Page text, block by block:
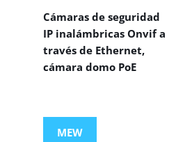
Cámaras de seguridad
IP inalámbricas Onvif a
través de Ethernet,
cámara domo PoE
MEW